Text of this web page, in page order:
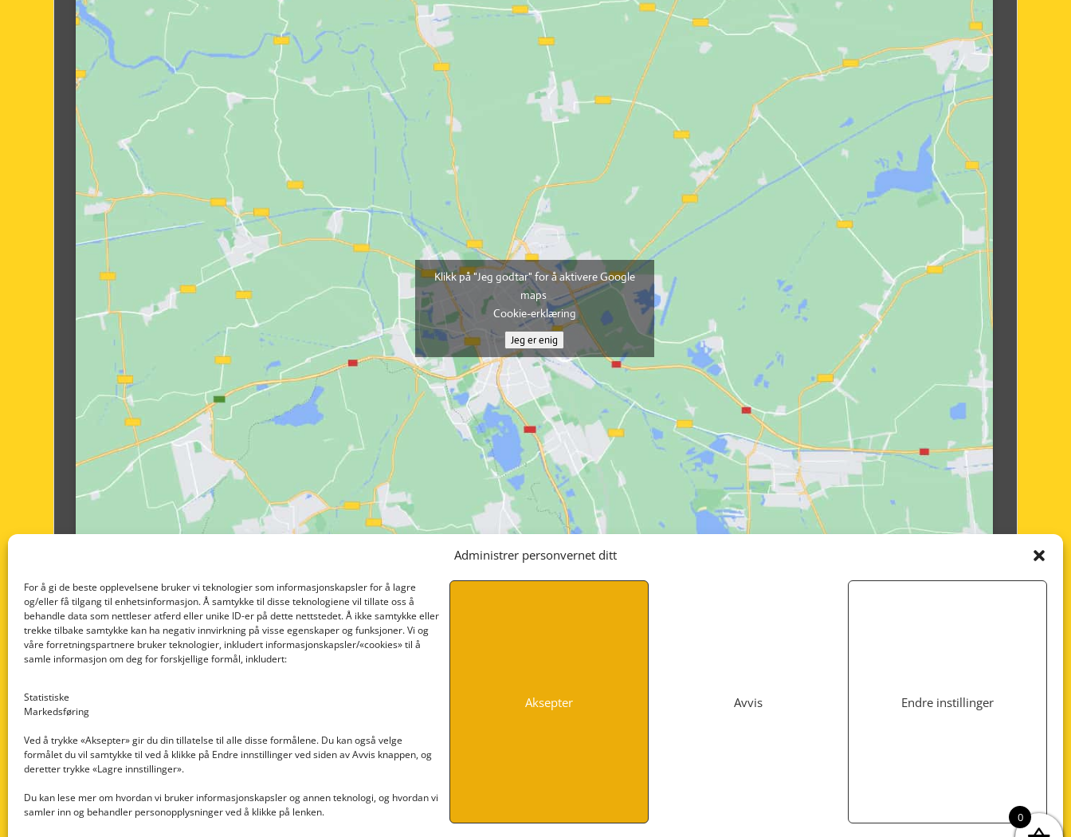
Administrer personvernet ditt
For å gi de beste opplevelsene bruker vi teknologier som informasjonskapsler for å lagre
og/eller få tilgang til enhetsinformasjon. Å samtykke til disse teknologiene vil tillate oss å
behandle data som nettleser atferd eller unike ID-er på dette nettstedet. Å ikke samtykke eller
trekke tilbake samtykke kan ha negativ innvirkning på visse egenskaper og funksjoner. Vi og
våre forretningspartnere bruker teknologier, inkludert informasjonskapsler/«cookies» til å
samle informasjon om deg for forskjellige formål, inkludert:
Statistiske
Markedsføring
Ved å trykke «Aksepter» gir du din tillatelse til alle disse formålene. Du kan også velge
formålet du vil samtykke til ved å klikke på Endre innstillinger ved siden av Avvis knappen, og
deretter trykke «Lagre innstillinger».
Du kan lese mer om hvordan vi bruker informasjonskapsler og annen teknologi, og hvordan vi
samler inn og behandler personopplysninger ved å klikke på lenken.
Aksepter Avvis Endre instillinger
Klikk på "Jeg godtar" for å aktivere Google
maps
Cookie-erklæring
Jeg er enig
Nedre Nøttveit 60, 5238 Rådal
Email: post@dekkogdeler.com
Org. nr: 996430022
INFORMASJON
0